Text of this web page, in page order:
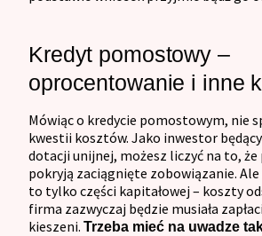
Kredyt pomostowy –
oprocentowanie i inne
Mówiąc o kredycie pomostowym, nie
kwestii kosztów. Jako inwestor
dotacji unijnej, możesz liczyć na to,
pokryją zaciągnięte zobowiązanie.
to tylko części kapitałowej – koszty
firma zazwyczaj będzie musiała
kieszeni. Trzeba mieć na uwadze